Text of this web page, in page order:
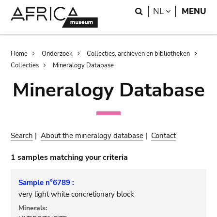
Search
NL LANGUAGE
MENU
Breadcrumb
Home Onderzoek
Collecties, archieven en bibliotheken
Collecties
Mineralogy Database
Mineralogy Database
Search |About the mineralogy database | Contact
1 samples matching your criteria
Sample n°6789 :
very light white concretionary block
Minerals: